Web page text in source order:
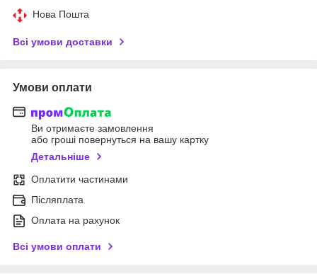
Нова Пошта
Всі умови доставки
Умови оплати
Ви отримаєте замовлення
або гроші повернуться на вашу картку
Детальніше
Оплатити частинами
Післяплата
Оплата на рахунок
Всі умови оплати